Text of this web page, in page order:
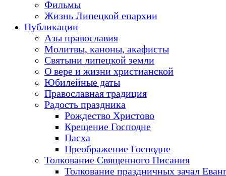
Фильмы
Жизнь Липецкой епархии
Публикации
Азы православия
Молитвы, каноны, акафисты
Святыни липецкой земли
О вере и жизни христианской
Юбилейные даты
Православная традиция
Радость праздника
Рождество Христово
Крещение Господне
Пасха
Преображение Господне
Толкование Священного Писания
Толкование праздничных зачал